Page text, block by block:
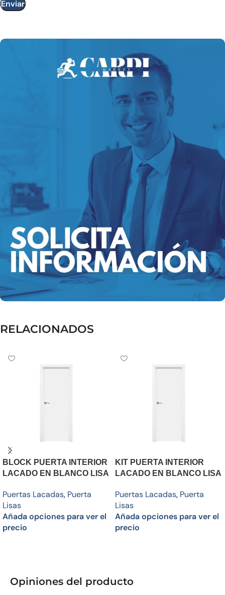
RELACIONADOS
BLOCK PUERTA INTERIOR
LACADO EN BLANCO LISA
Puertas Lacadas, Puerta
Lisas
Añada opciones para ver el
precio
KIT PUERTA INTERIOR
LACADO EN BLANCO LISA
Puertas Lacadas, Puerta
Lisas
Añada opciones para ver el
precio
Opiniones del producto